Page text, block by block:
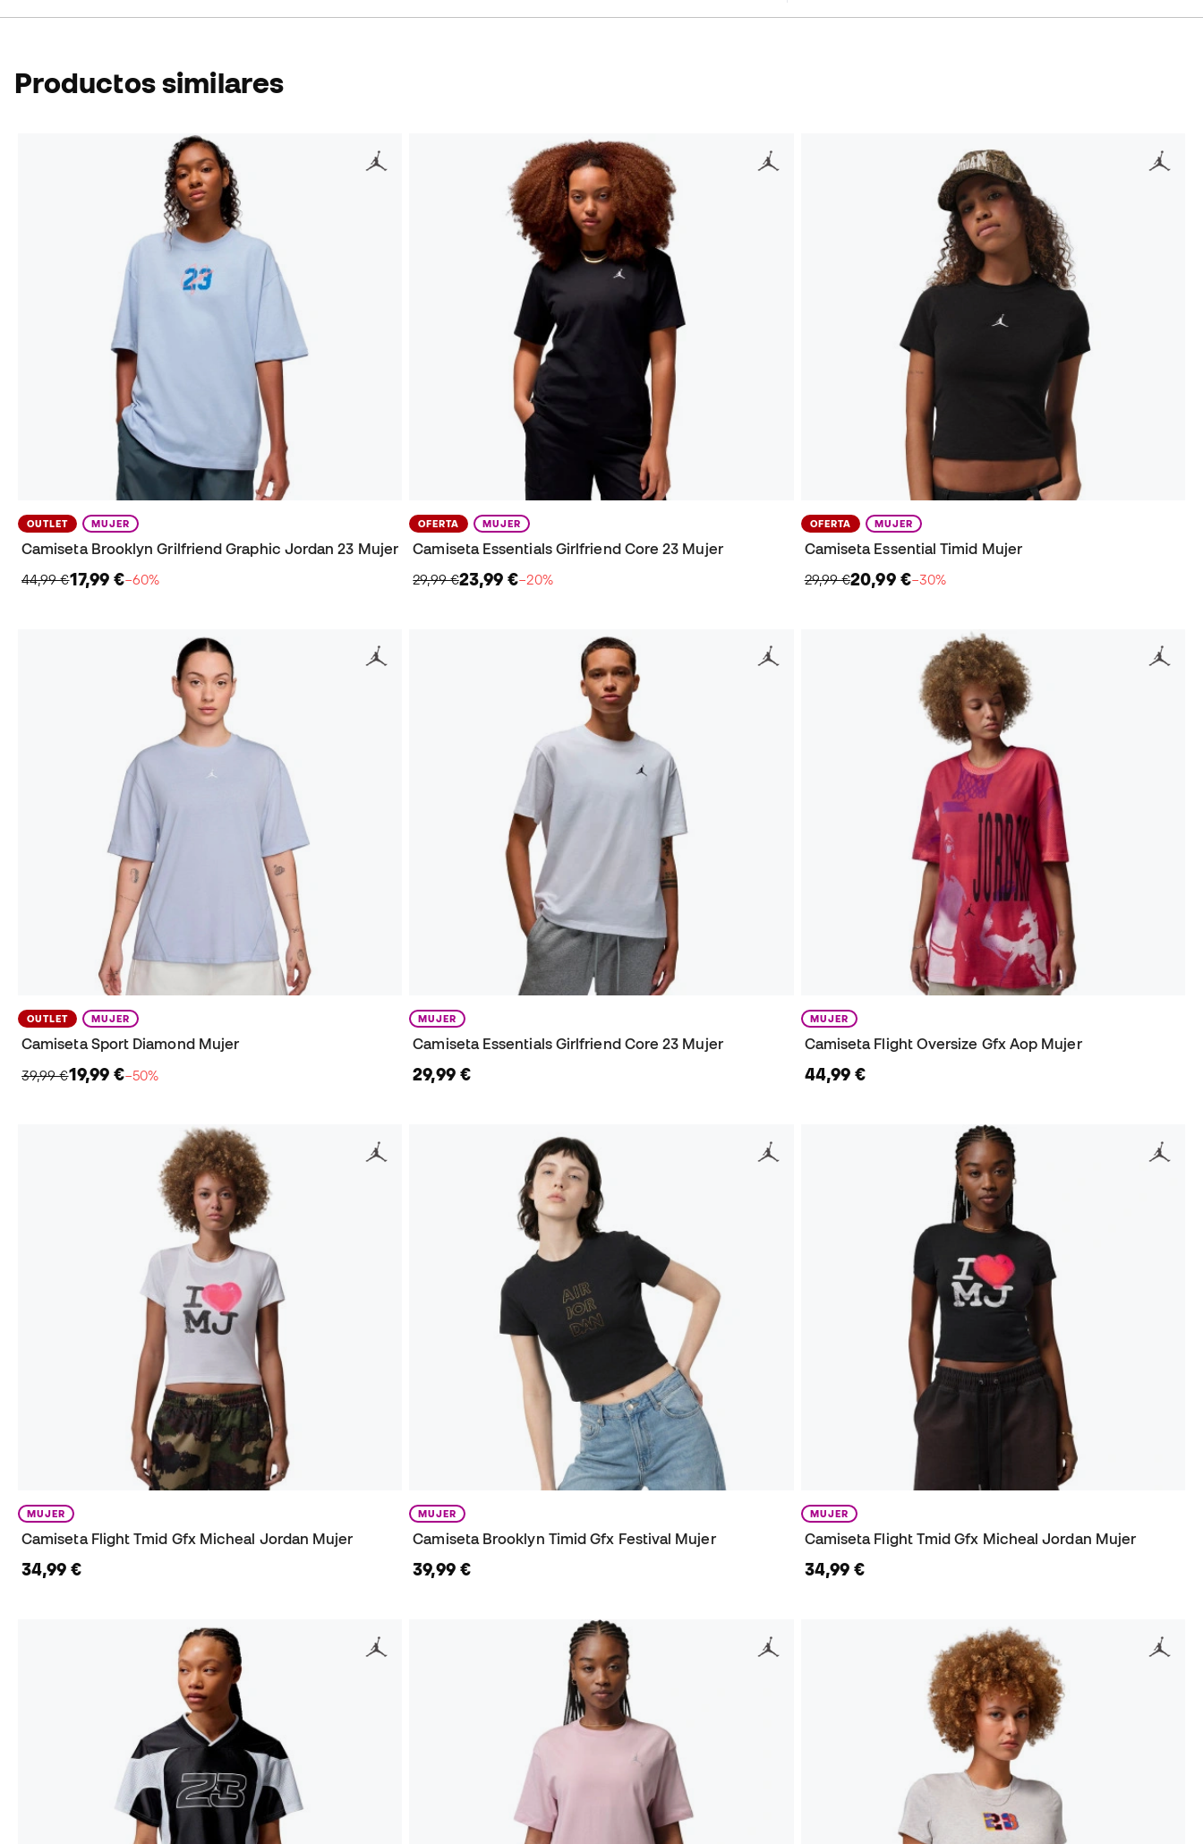
Productos similares
OUTLET MUJER
Camiseta Brooklyn Grilfriend Graphic Jordan 23 Mujer
44,99 €17,99 €−60%
OFERTA MUJER
Camiseta Essentials Girlfriend Core 23 Mujer
29,99 €23,99 €−20%
OFERTA MUJER
Camiseta Essential Timid Mujer
29,99 €20,99 €−30%
OUTLET MUJER
Camiseta Sport Diamond Mujer
39,99 €19,99 €−50%
MUJER
Camiseta Essentials Girlfriend Core 23 Mujer
29,99 €
MUJER
Camiseta Flight Oversize Gfx Aop Mujer
44,99 €
MUJER
Camiseta Flight Tmid Gfx Micheal Jordan Mujer
34,99 €
MUJER
Camiseta Brooklyn Timid Gfx Festival Mujer
39,99 €
MUJER
Camiseta Flight Tmid Gfx Micheal Jordan Mujer
34,99 €